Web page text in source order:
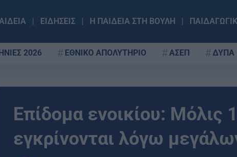
ΕΙΔΗΣΕΙΣ Η ΠΑΙΔΕΙΑ ΣΤΗ ΒΟΥΛΗ
2026 ΕΘΝΙΚΟ ΑΠΟΛΥΤΗΡΙΟ ΑΣΕΠ ΔΥΠΑ
Επίδομα ενοικίου: Μόλις
εγκρίνονται λόγω